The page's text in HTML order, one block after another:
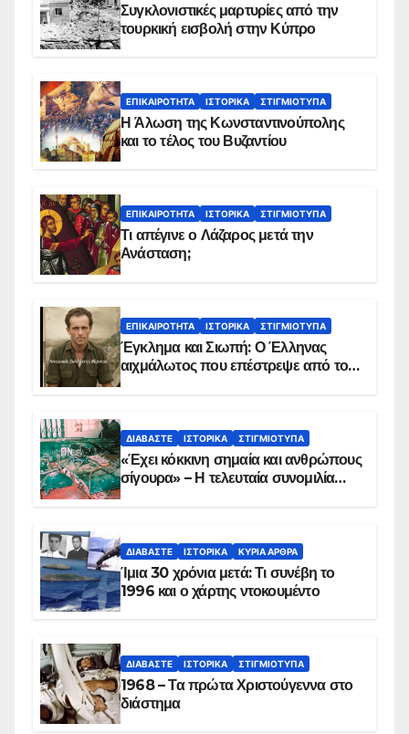
Συγκλονιστικές μαρτυρίες από την
τουρκική εισβολή στην Κύπρο
ΕΠΙΚΑΙΡΌΤΗΤΑ ΙΣΤΟΡΙΚΆ ΣΤΙΓΜΙΌΤΥΠΑ
Η Άλωση της Κωνσταντινούπολης
και το τέλος του Βυζαντίου
ΕΠΙΚΑΙΡΌΤΗΤΑ ΙΣΤΟΡΙΚΆ ΣΤΙΓΜΙΌΤΥΠΑ
Τι απέγινε ο Λάζαρος μετά την
Ανάσταση;
ΕΠΙΚΑΙΡΌΤΗΤΑ ΙΣΤΟΡΙΚΆ ΣΤΙΓΜΙΌΤΥΠΑ
Έγκλημα και Σιωπή: Ο Έλληνας
αιχμάλωτος που επέστρεψε από το
ΔΙΑΒΆΣΤΕ ΙΣΤΟΡΙΚΆ ΣΤΙΓΜΙΌΤΥΠΑ
«Έχει κόκκινη σημαία και ανθρώπους
σίγουρα» – Η τελευταία συνομιλία
ΔΙΑΒΆΣΤΕ ΙΣΤΟΡΙΚΆ ΚΥΡΙΑ ΑΡΘΡΑ
Ίμια 30 χρόνια μετά: Τι συνέβη το
1996 και ο χάρτης ντοκουμέντο
ΔΙΑΒΆΣΤΕ ΙΣΤΟΡΙΚΆ ΣΤΙΓΜΙΌΤΥΠΑ
1968 – Τα πρώτα Χριστούγεννα στο
διάστημα